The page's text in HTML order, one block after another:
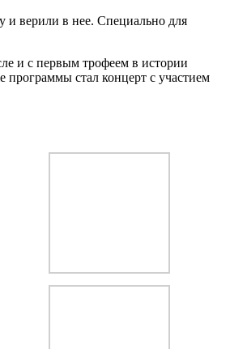
и верили в нее. Специально для
и с первым трофеем в истории
стал концерт с участием